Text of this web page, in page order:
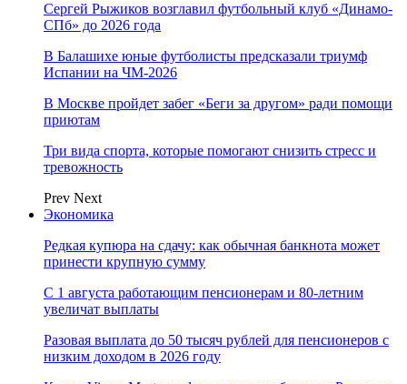
Сергей Рыжиков возглавил футбольный клуб «Динамо-
СПб» до 2026 года
В Балашихе юные футболисты предсказали триумф
Испании на ЧМ-2026
В Москве пройдет забег «Беги за другом» ради помощи
приютам
Три вида спорта, которые помогают снизить стресс и
тревожность
Prev Next
Экономика
Редкая купюра на сдачу: как обычная банкнота может
принести крупную сумму
С 1 августа работающим пенсионерам и 80-летним
увеличат выплаты
Разовая выплата до 50 тысяч рублей для пенсионеров с
низким доходом в 2026 году